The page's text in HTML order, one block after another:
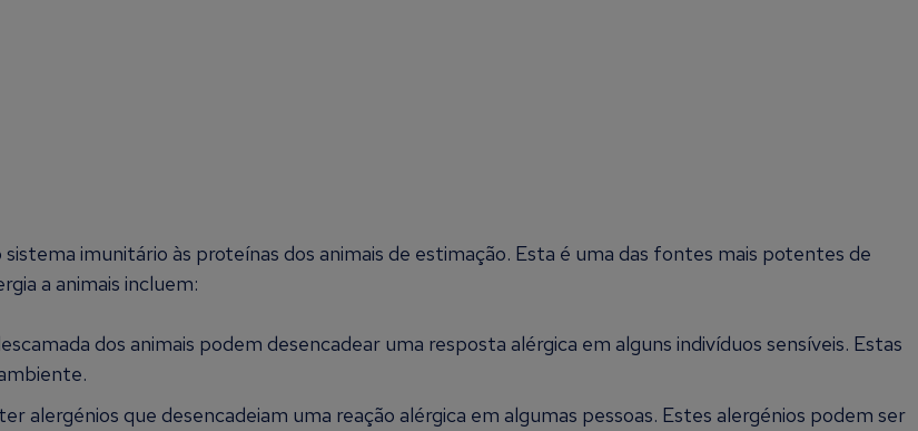
sistema imunitário às proteínas dos animais de estimação. Esta é uma das fontes mais potentes de
a animais incluem:
dos animais podem desencadear uma resposta alérgica em alguns indivíduos sensíveis. Estas
alergénios que desencadeiam uma reação alérgica em algumas pessoas. Estes alergénios podem ser